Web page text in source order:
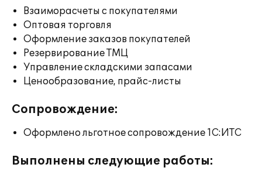
Взаиморасчеты с покупателями
Оптовая торговля
Оформление заказов покупателей
Резервирование ТМЦ
Управление складскими запасами
Ценообразование, прайс-листы
Сопровождение:
Оформлено льготное сопровождение 1С:ИТС
Выполнены следующие работы: